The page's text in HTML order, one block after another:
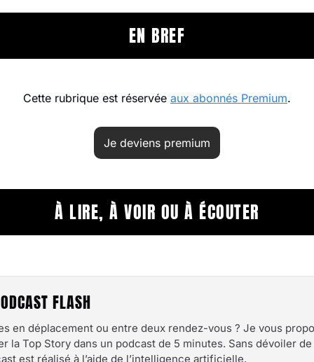
EN BREF
Cette rubrique est réservée aux abonnés Premium.
Je deviens premium
À LIRE, À VOIR OU À ÉCOUTER
FLASH
en déplacement ou entre deux rendez-vous ? Je vous
la Top Story dans un podcast de 5 minutes. Sans dévoiler
est réalisé à l’aide de l’intelligence artificielle.